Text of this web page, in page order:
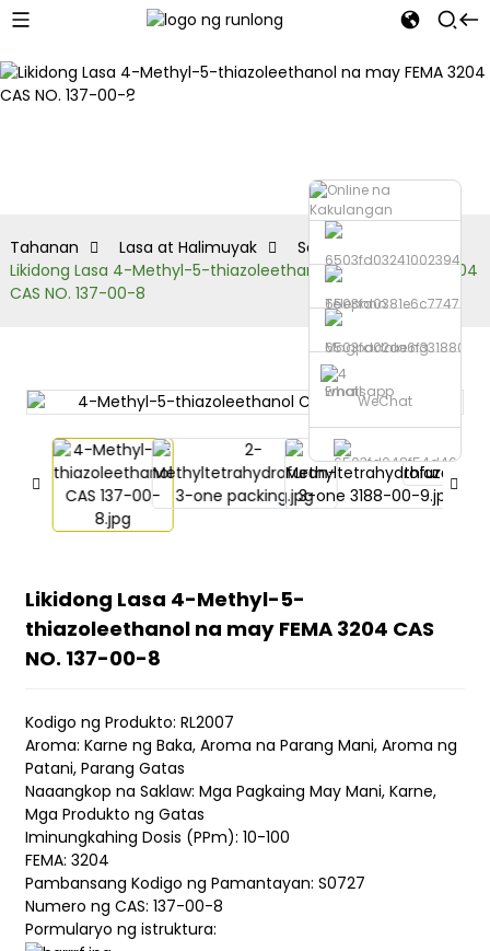
Telepono
Magpadala ng
Email
whatsapp
WeChat
Seryeng
Tahanan Lasa at Halimuyak
Seryeng Thiazole
Likidong Lasa 4-Methyl-5-thiazoleethanol na may FEMA 3204
CAS NO. 137-00-8
Likidong Lasa 4-Methyl-5-
thiazoleethanol na may FEMA 3204 CAS
NO. 137-00-8
Kodigo ng Produkto: RL2007
Aroma: Karne ng Baka, Aroma na Parang Mani, Aroma ng
Patani, Parang Gatas
Naaangkop na Saklaw: Mga Pagkaing May Mani, Karne,
Mga Produkto ng Gatas
Iminungkahing Dosis (PPm): 10-100
FEMA: 3204
Pambansang Kodigo ng Pamantayan: S0727
Numero ng CAS: 137-00-8
Pormularyo ng istruktura: